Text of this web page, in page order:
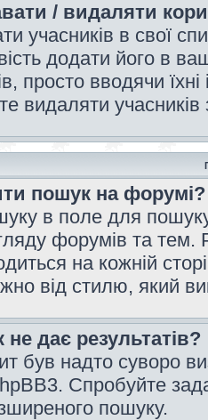
/ видаляти
учасників в свої
додати його в
просто вводячи
видаляти учасників
пошук на форумі?
в поле для
форумів та
на кожній
від стилю, який
дає результатів?
був надто суворо
Спробуйте
пошуку.